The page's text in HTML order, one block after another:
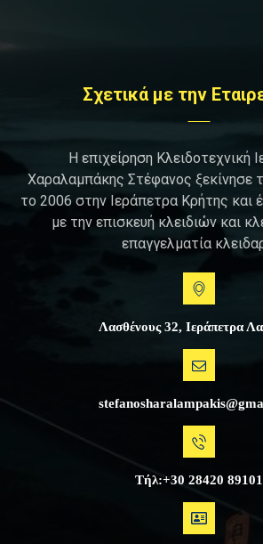
Σχετικά με την
Η επιχείρηση Κλειδοτεχνική
Χαραλαμπάκης Στέφανος ξεκίνησε
το 2006 στην Ιεράπετρα Κρήτης και
με την επισκευή κλειδιών και
επαγγελματία
Λασθένους 32, Ιεράπετρα
Τήλ:+30 28420 89101